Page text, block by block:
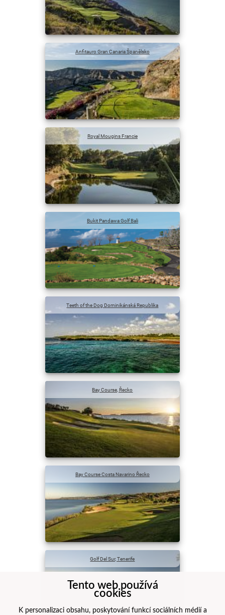
Anfitauro Gran Canaria Španělsko
Royal Mougins Francie
Bukit Pandawa Golf Bali
Teeth of the Dog Dominikánská Republika
Bay Course, Řecko
Bay Course Costa Navarino Řecko
Golf Del Sur, Tenerife
Tento web používá
cookies
K personalizaci obsahu, poskytování funkcí sociálních médií a